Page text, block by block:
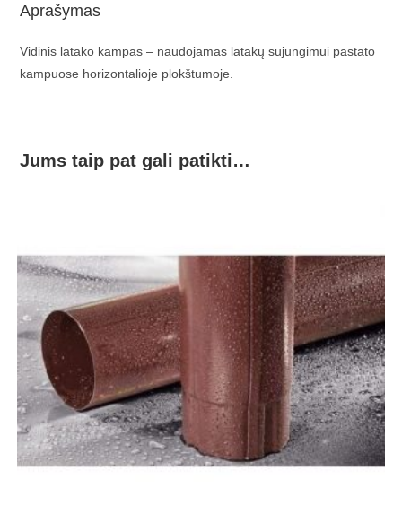
Aprašymas
Vidinis latako kampas – naudojamas latakų sujungimui pastato
kampuose horizontalioje plokštumoje.
Jums taip pat gali patikti…